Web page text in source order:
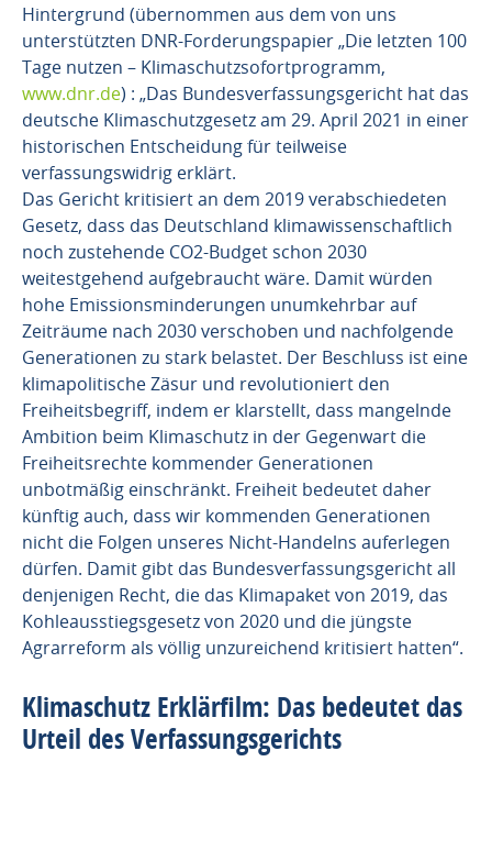
Hintergrund (übernommen aus dem von uns
unterstützten DNR-Forderungspapier „Die letzten 100
Tage nutzen – Klimaschutzsofortprogramm,
www.dnr.de) : „Das Bundesverfassungsgericht hat das
deutsche Klimaschutzgesetz am 29. April 2021 in einer
historischen Entscheidung für teilweise
verfassungswidrig erklärt.
Das Gericht kritisiert an dem 2019 verabschiedeten
Gesetz, dass das Deutschland klimawissenschaftlich
noch zustehende CO2-Budget schon 2030
weitestgehend aufgebraucht wäre. Damit würden
hohe Emissionsminderungen unumkehrbar auf
Zeiträume nach 2030 verschoben und nachfolgende
Generationen zu stark belastet. Der Beschluss ist eine
klimapolitische Zäsur und revolutioniert den
Freiheitsbegriff, indem er klarstellt, dass mangelnde
Ambition beim Klimaschutz in der Gegenwart die
Freiheitsrechte kommender Generationen
unbotmäßig einschränkt. Freiheit bedeutet daher
künftig auch, dass wir kommenden Generationen
nicht die Folgen unseres Nicht-Handelns auferlegen
dürfen. Damit gibt das Bundesverfassungsgericht all
denjenigen Recht, die das Klimapaket von 2019, das
Kohleausstiegsgesetz von 2020 und die jüngste
Agrarreform als völlig unzureichend kritisiert hatten“.
Klimaschutz Erklärfilm: Das bedeutet das
Urteil des Verfassungsgerichts